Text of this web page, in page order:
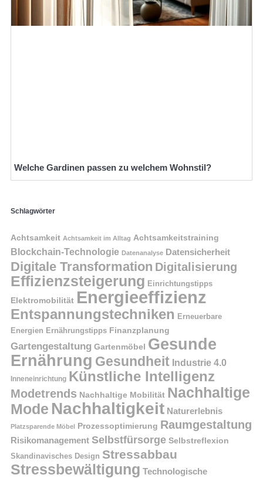
Welche Gardinen passen zu welchem Wohnstil?
Schlagwörter
Achtsamkeit Achtsamkeit im Alltag Achtsamkeitstraining
Blockchain-Technologie Datenanalyse Datensicherheit
Digitale Transformation Digitalisierung
Effizienzsteigerung Einrichtungstipps
Elektromobilität Energieeffizienz
Entspannungstechniken Erneuerbare
Energien Ernährungstipps Finanzplanung
Gartengestaltung Gartenmöbel Gesunde
Ernährung Gesundheit Industrie 4.0
Inneneinrichtung Künstliche Intelligenz
Modetrends Nachhaltige Mobilität Nachhaltige
Mode Nachhaltigkeit Naturerlebnis
Platzsparende Möbel Prozessoptimierung Raumgestaltung
Risikomanagement Selbstfürsorge Selbstreflexion
Skandinavisches Design Stressabbau
Stressbewältigung Technologische